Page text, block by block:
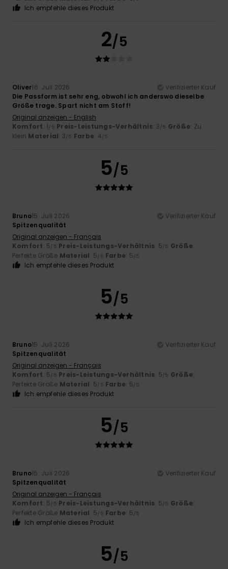
Ich empfehle dieses Produkt
2/5
Oliver16. Juli 2026
Verifizierter Kauf
Die Passform ist sehr eng, obwohl ich anderswo dieselbe
Größe trage. Spart nicht am Stoff!
Original anzeigen - English
Komfort: 1/5 Preis-Leistungs-Verhältnis: 3/5 Größe: Zu
klein Material: 3/5 Farbe: 4/5
5/5
Bruno15. Juli 2026
Verifizierter Kauf
Spitzenqualität
Original anzeigen - Français
Komfort: 5/5 Preis-Leistungs-Verhältnis: 5/5 Größe:
Perfekte Größe Material: 5/5 Farbe: 5/5
Ich empfehle dieses Produkt
5/5
Bruno15. Juli 2026
Verifizierter Kauf
Spitzenqualität
Original anzeigen - Français
Komfort: 5/5 Preis-Leistungs-Verhältnis: 5/5 Größe:
Perfekte Größe Material: 5/5 Farbe: 5/5
Ich empfehle dieses Produkt
5/5
Bruno15. Juli 2026
Verifizierter Kauf
Spitzenqualität
Original anzeigen - Français
Komfort: 5/5 Preis-Leistungs-Verhältnis: 5/5 Größe:
Perfekte Größe Material: 5/5 Farbe: 5/5
Ich empfehle dieses Produkt
5/5